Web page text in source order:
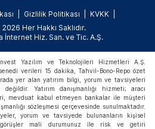
Gizlilik Politikası
KVKK
Her Hakkı Saklıdır.
Hiz. San. ve Tic. A.Ş.
Yazılım ve Teknolojileri Hizmetleri A.Ş.
verileri 15 dakika, Tahvil-Bono-Repo özet
yer alan yatırım bilgi, yorum ve tavsiyeleri
değildir. Yatırım danışmanlığı hizmeti; aracı
mevduat kabul etmeyen bankalar ile müşteri
sözleşmesi çerçevesinde sunulmaktadır.
yorum ve tavsiyede bulunanların kişisel
görüşler mali durumunuz ile risk ve getiri